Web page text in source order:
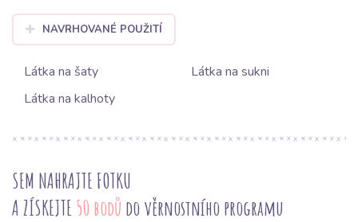
NAVRHOVANÉ POUŽITÍ
Látka na šaty
Látka na sukni
Látka na kalhoty
SEM NAHRAJTE FOTKU
A ZÍSKEJTE 50 bodů do věrnostního programu